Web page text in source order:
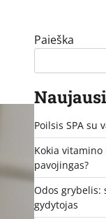
Paieška
Poilsis SPA su
Kokia
pavojingas?
Odos
gydytojas